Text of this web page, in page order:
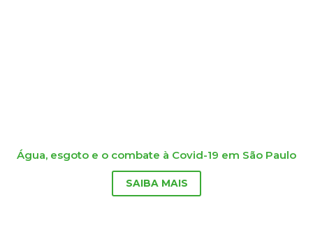
Água, esgoto e o combate à Covid-19 em São Paulo
SAIBA MAIS